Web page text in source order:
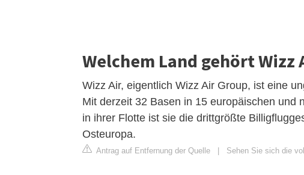
Welchem Land gehört Wizz
Wizz Air, eigentlich Wizz Air Group, ist eine
Mit derzeit 32 Basen in 15 europäischen und
in ihrer Flotte ist sie die drittgrößte
Osteuropa.
Antrag auf Entfernung der Quelle Sehen Sie sich die